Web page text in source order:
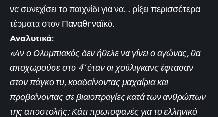
να συνεχίσει το παιχνίδι για να… ρίξει περισσότερα
τέρματα στον Παναθηναϊκό.
Αναλυτικά:
«Αν ο Ολυμπιακός δεν ήθελε να γίνει ο αγώνας, θα
αποχωρούσε στο 4’ όταν οι χούλιγκανς έφτασαν
στον πάγκο τυ, κραδαίνοντας μαχαίρια και
προβαίνοντας σε βιαιοπραγίες κατά των ανθρώπων
της αποστολής; Κάτι πρωτοφανές για το ελληνικό